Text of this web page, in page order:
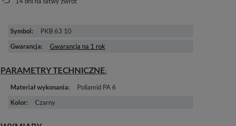
Symbol
PKB 63 10
Gwarancja
Gwarancja na 1 rok
PARAMETRY TECHNICZNE
Materiał wykonania
Poliamid PA 6
Kolor
Czarny